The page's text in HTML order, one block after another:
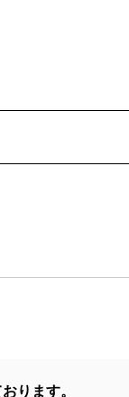
ります。